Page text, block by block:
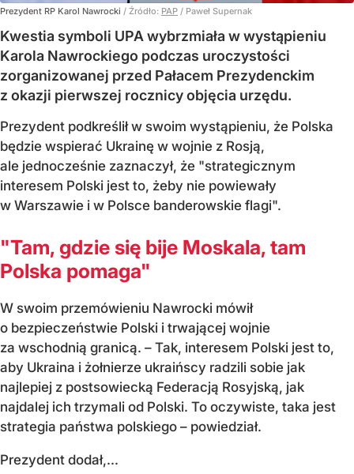
Prezydent RP Karol Nawrocki / Źródło: PAP / Paweł Supernak
Kwestia symboli UPA wybrzmiała w wystąpieniu
Karola Nawrockiego podczas uroczystości
zorganizowanej przed Pałacem Prezydenckim
z okazji pierwszej rocznicy objęcia urzędu.
Prezydent podkreślił w swoim wystąpieniu, że Polska
będzie wspierać Ukrainę w wojnie z Rosją,
ale jednocześnie zaznaczył, że "strategicznym
interesem Polski jest to, żeby nie powiewały
w Warszawie i w Polsce banderowskie flagi".
"Tam, gdzie się bije Moskala, tam
Polska pomaga"
W swoim przemówieniu Nawrocki mówił
o bezpieczeństwie Polski i trwającej wojnie
za wschodnią granicą. – Tak, interesem Polski jest to,
aby Ukraina i żołnierze ukraińscy radzili sobie jak
najlepiej z postsowiecką Federacją Rosyjską, jak
najdalej ich trzymali od Polski. To oczywiste, taka jest
strategia państwa polskiego – powiedział.
Prezydent dodał,...